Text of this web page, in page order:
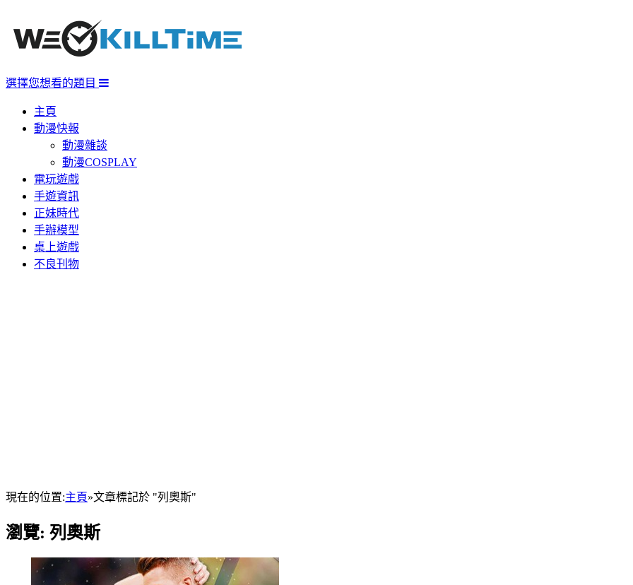
選擇您想看的題目
主頁
動漫快報
動漫雜談
動漫COSPLAY
電玩遊戲
手遊資訊
正妹時代
手辦模型
桌上遊戲
不良刊物
現在的位置:主頁»文章標記於 "列奧斯"
瀏覽: 列奧斯